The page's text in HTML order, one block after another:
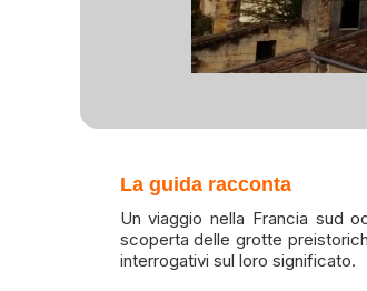
La guida racconta
Un viaggio nella Francia sud
scoperta delle grotte
interrogativi sul loro significato.